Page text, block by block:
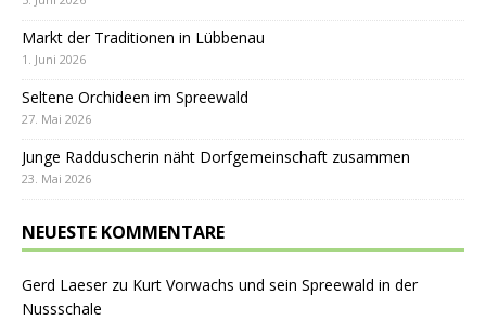
Markt der Traditionen in Lübbenau
1. Juni 2026
Seltene Orchideen im Spreewald
27. Mai 2026
Junge Radduscherin näht Dorfgemeinschaft zusammen
23. Mai 2026
NEUESTE KOMMENTARE
Gerd Laeserzu Kurt Vorwachs und sein Spreewald in der
Nussschale